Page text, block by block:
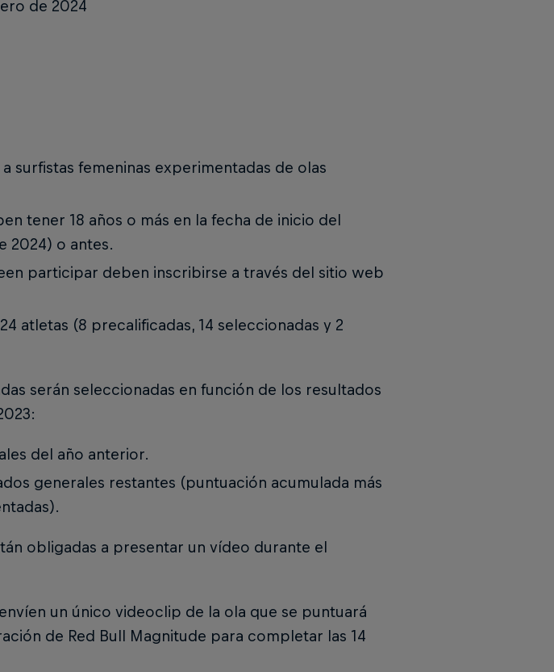
de 2024
surfistas femeninas experimentadas de olas
tener 18 años o más en la fecha de inicio del
2024) o antes.
participar deben inscribirse a través del sitio web
atletas (8 precalificadas, 14 seleccionadas y 2
serán seleccionadas en función de los resultados
del año anterior.
generales restantes (puntuación acumulada más
obligadas a presentar un vídeo durante el
un único videoclip de la ola que se puntuará
de Red Bull Magnitude para completar las 14